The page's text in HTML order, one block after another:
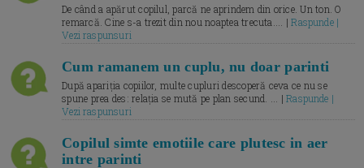
De când a apărut copilul, parcă ne aprindem din orice. Un ton. O
remarcă. Cine s-a trezit din nou noaptea trecuta.... |Raspunde |
Vezi raspunsuri
Cum ramanem un cuplu, nu doar parinti
După apariția copiilor, multe cupluri descoperă ceva ce nu se
spune prea des: relația se mută pe plan secund. ... |Raspunde |
Vezi raspunsuri
Copilul simte emotiile care plutesc in aer
intre parinti